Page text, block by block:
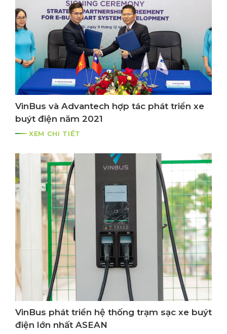
VinBus và Advantech hợp tác phát triển xe
buýt điện năm 2021
XEM CHI TIẾT
VinBus phát triển hệ thống trạm sạc xe buýt
điện lớn nhất ASEAN